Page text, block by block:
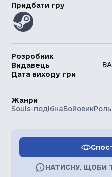
Придбати гру
Розробник
Видавець
Дата виходу гри
Жанри
Souls-подібнаБойовик
НАТИСНУ, ЩОБИ